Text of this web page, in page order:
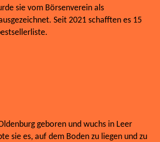
sie vom Börsenverein als
Seit 2021 schafften es 15
geboren und wuchs in Leer
sie es, auf dem Boden zu liegen und zu